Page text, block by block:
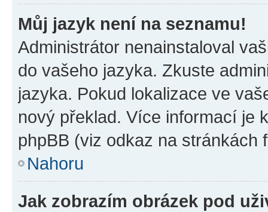
Můj jazyk není na seznamu!
Administrátor nenainstaloval
do vašeho jazyka. Zkuste
jazyka. Pokud lokalizace ve
nový překlad. Více informací je
phpBB (viz odkaz na stránkách
Nahoru
Jak zobrazím obrázek pod